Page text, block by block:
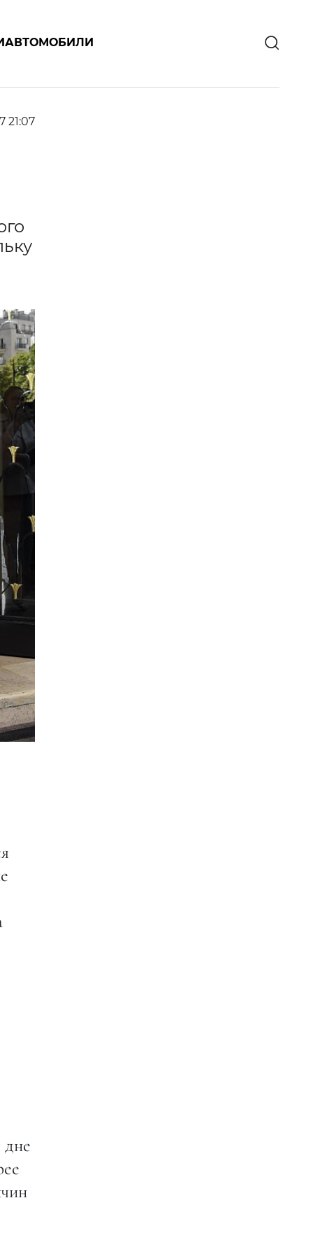
АВТОМОБИЛИ
21:07
дне